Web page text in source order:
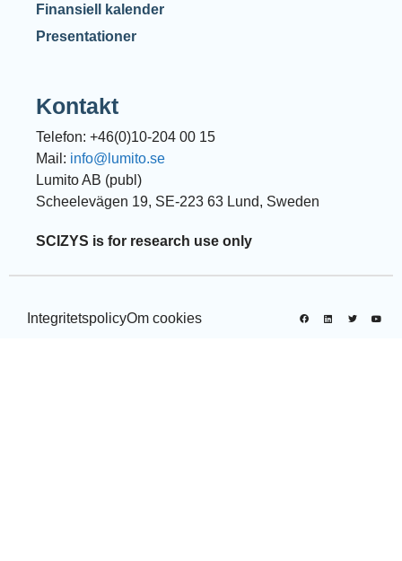
Finansiell kalender
Presentationer
Kontakt
Telefon: +46(0)10-204 00 15
Mail: info@lumito.se
Lumito AB (publ)
Scheelevägen 19, SE-223 63 Lund, Sweden
SCIZYS is for research use only
IntegritetspolicyOm cookies